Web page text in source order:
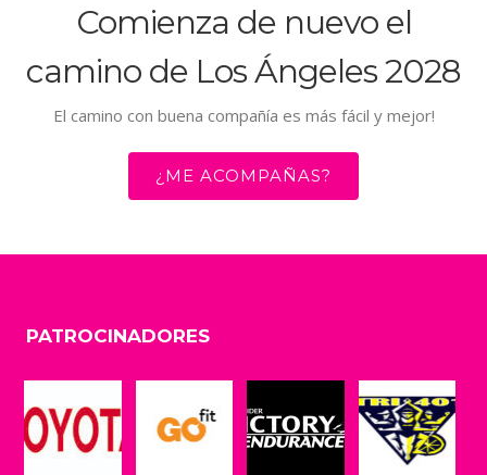
Comienza de nuevo el
camino de Los Ángeles 2028
El camino con buena compañía es más fácil y mejor!
¿ME ACOMPAÑAS?
PATROCINADORES